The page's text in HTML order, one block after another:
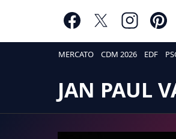
MERCATO CDM 2026 EDF
JAN PAUL